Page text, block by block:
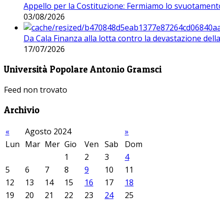
Appello per la Costituzione: Fermiamo lo
03/08/2026
Da Cala Finanza alla lotta contro la devastazione
17/07/2026
Università Popolare Antonio Gramsci
Feed non trovato
Archivio
« Agosto 2024
»
Lun Mar Mer Gio Ven Sab
Dom
1
2 3
4
5
6 7 8 9 10
11
12
13 14 15 16 17
18
19
20 21 22 23 24
25